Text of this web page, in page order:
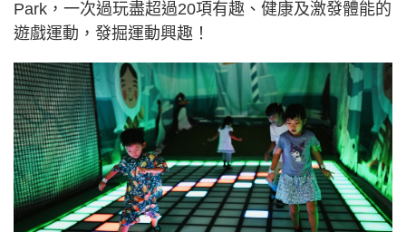
Park，一次過玩盡超過20項有趣、健康及激發體能的
遊戲運動，發掘運動興趣！